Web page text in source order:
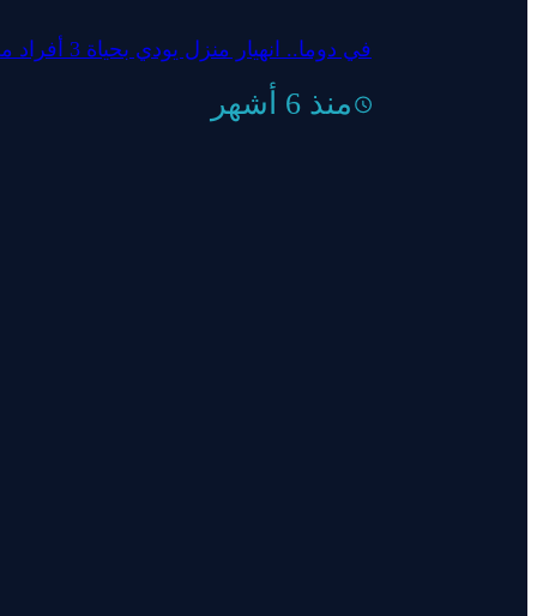
في دوما.. انهيار منزل يودي بحياة 3 أفراد من عائلة واحدة
منذ 6 أشهر